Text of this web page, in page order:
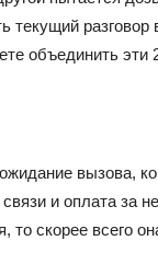
текущий разговор
объединить эти
вызова,
и оплата за
то скорее всего